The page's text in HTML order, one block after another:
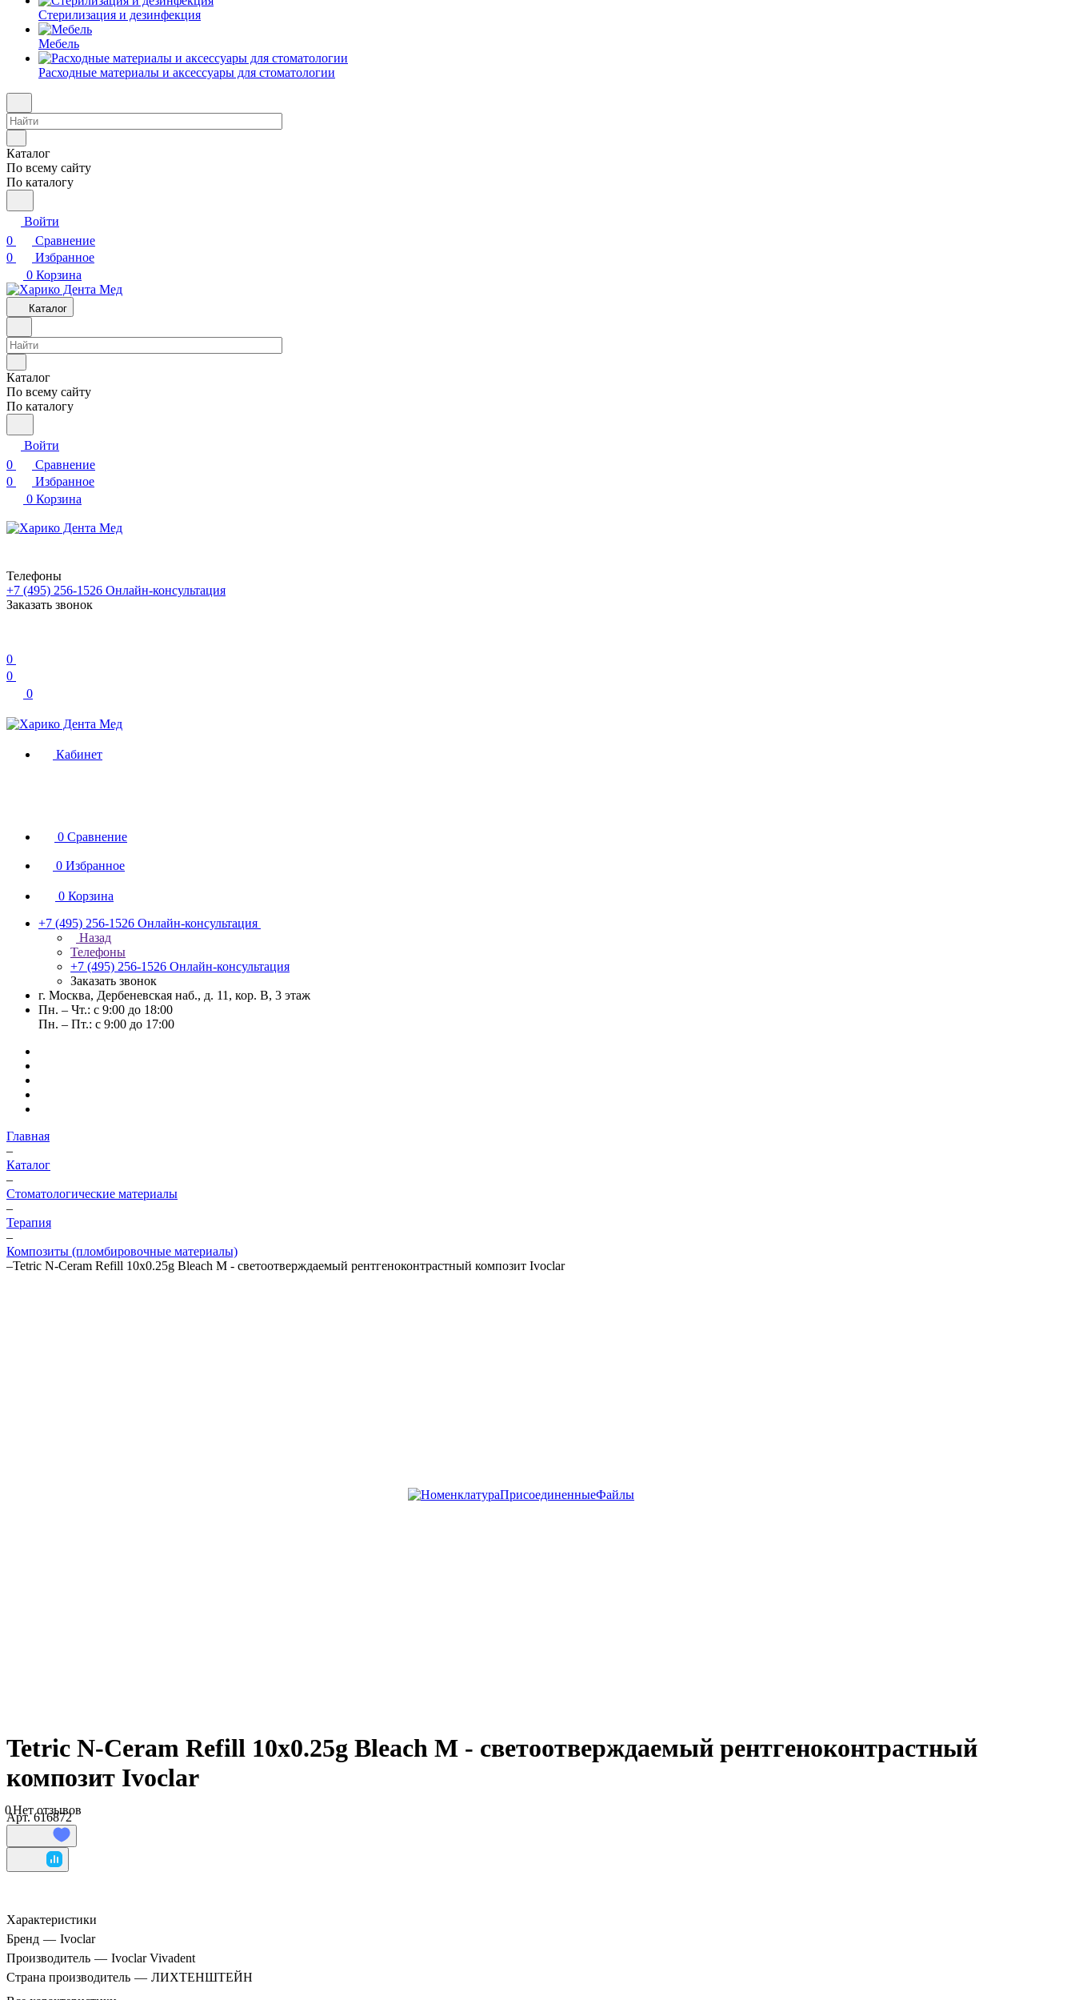
Стерилизация и дезинфекция
Мебель
Расходные материалы и аксессуары для стоматологии
Каталог
По всему сайту
По каталогу
Войти
0
Сравнение
0
Избранное
0 Корзина
Каталог
Каталог
По всему сайту
По каталогу
Войти
0
Сравнение
0
Избранное
0 Корзина
Телефоны
+7 (495) 256-1526 Онлайн-консультация
Заказать звонок
0
0
0
Кабинет
0 Сравнение
0 Избранное
0 Корзина
+7 (495) 256-1526 Онлайн-консультация
Назад
Телефоны
+7 (495) 256-1526 Онлайн-консультация
Заказать звонок
г. Москва, Дербеневская наб., д. 11, кор. В, 3 этаж
Пн. – Чт.: с 9:00 до 18:00
Пн. – Пт.: с 9:00 до 17:00
Главная
–
Каталог
–
Стоматологические материалы
–
Терапия
–
Композиты (пломбировочные материалы)
–Tetric N-Ceram Refill 10x0.25g Bleach M - светоотверждаемый рентгеноконтрастный композит Ivoclar
Tetric N-Ceram Refill 10x0.25g Bleach M - светоотверждаемый рентгеноконтрастный
композит Ivoclar
0Нет отзывов
Арт.616872
Характеристики
Бренд — Ivoclar
Производитель — Ivoclar Vivadent
Страна производитель — ЛИХТЕНШТЕЙН